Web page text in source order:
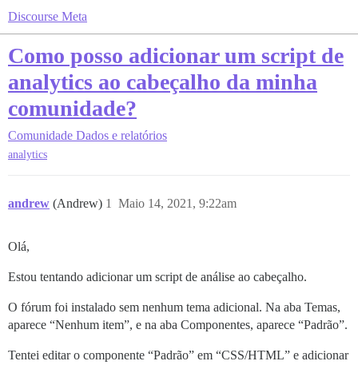
Discourse Meta
Como posso adicionar um script de
analytics ao cabeçalho da minha
comunidade?
Comunidade Dados e relatórios
analytics
andrew (Andrew) Maio 14, 2021, 9:22am
1
Olá,
Estou tentando adicionar um script de análise ao cabeçalho.
O fórum foi instalado sem nenhum tema adicional. Na aba Temas,
aparece “Nenhum item”, e na aba Componentes, aparece “Padrão”.
Tentei editar o componente “Padrão” em “CSS/HTML” e adicionar